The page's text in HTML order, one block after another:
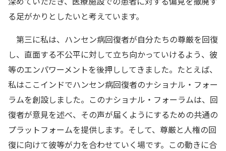
る足がかりとしたいと考えています。
第三に私は、ハンセン病回復者が自分たちの尊厳を回復
し、直面する不公平に対して立ち向かっていけるよう、彼
等のエンパワーメントを後押ししてきました。たとえば、
私はここインドでハンセン病回復者のナショナル・フォー
ラムを創設しました。このナショナル・フォーラムは、回
復者が意見を述べ、その声が届くようにするための共通の
プラットフォームを提供します。そして、尊厳と人権の回
復に向けて彼等が力を合わせていく場です。この動きに合